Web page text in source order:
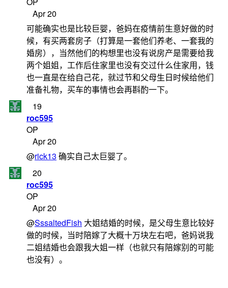
Apr 20
可能确实也是比较巨婴，爸妈在疫情前生意好做的时
候，有买两套房子（打算是一套他们养老、一套我的
婚房），当然他们的构想里也没有说房产是需要给我
两个姐姐，工作后住家里也没有交过什么住家用，钱
也一直是在给自己花，就过节和父母生日时候给他们
准备礼物，买车的事情也会再斟酌一下。
19
roc595
OP
Apr 20
@rick13 确实自己太巨婴了。
20
roc595
OP
Apr 20
@SssaltedFish 大姐结婚的时候，是父母生意比较好
做的时候，当时陪嫁了大概十万块左右吧，爸妈说我
二姐结婚也会跟我大姐一样（也就只有陪嫁别的可能
也没有）。